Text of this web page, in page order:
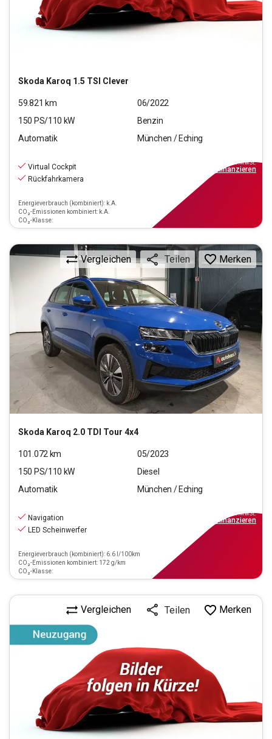
Skoda Karoq 1.5 TSI Clever
59.821 km
06/2022
150 PS/110 kW
Benzin
Automatik
München / Eching
Virtual Cockpit
Rückfahrkamera
Energieverbrauch (kombiniert): k.A.
CO₂-Emissionen kombiniert: k.A.
CO₂-Klasse:
inkl.MwSt.
finanzieren
Skoda Karoq 2.0 TDI Tour 4x4
Vergleichen Teilen Merken
101.072 km
05/2023
150 PS/110 kW
Diesel
Automatik
München / Eching
Navigation
LED Scheinwerfer
Energieverbrauch (kombiniert): 6.6 l/100km
CO₂-Emissionen kombiniert: 172 g/km
CO₂-Klasse:
inkl.MwSt.
finanzieren
Vergleichen Teilen Merken